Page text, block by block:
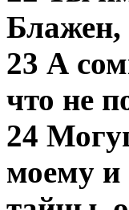
Блажен,
23 А
что не
24
моему и